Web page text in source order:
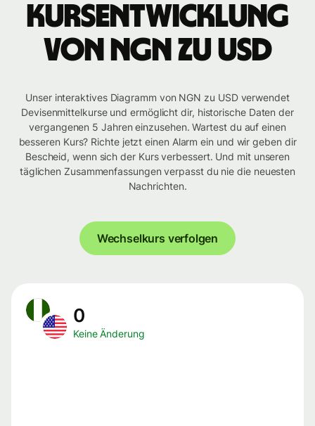
Kursentwicklung
von NGN zu USD
Unser interaktives Diagramm von NGN zu USD verwendet
Devisenmittelkurse und ermöglicht dir, historische Daten der
vergangenen 5 Jahren einzusehen. Wartest du auf einen
besseren Kurs? Richte jetzt einen Alarm ein und wir geben dir
Bescheid, wenn sich der Kurs verbessert. Und mit unseren
täglichen Zusammenfassungen verpasst du nie die neuesten
Nachrichten.
Wechselkurs verfolgen
0
Keine Änderung